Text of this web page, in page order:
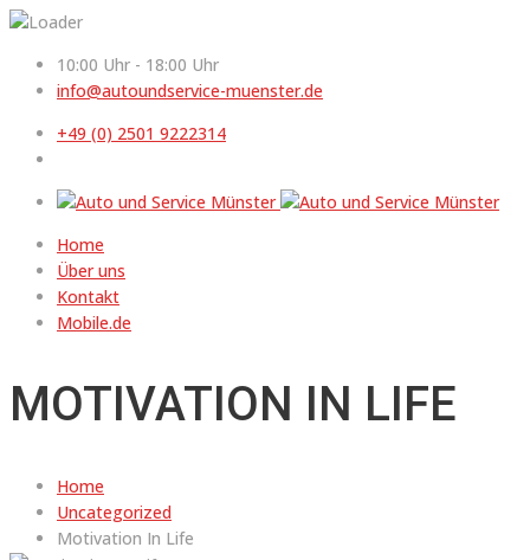
10:00 Uhr - 18:00 Uhr
info@autoundservice-muenster.de
+49 (0) 2501 9222314
Home
Über uns
Kontakt
Mobile.de
MOTIVATION IN LIFE
Home
Uncategorized
Motivation In Life